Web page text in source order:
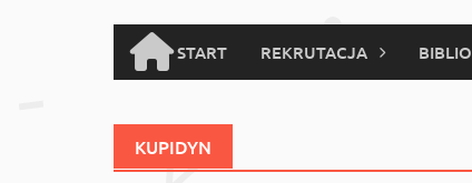
START REKRUTACJA
KUPIDYN